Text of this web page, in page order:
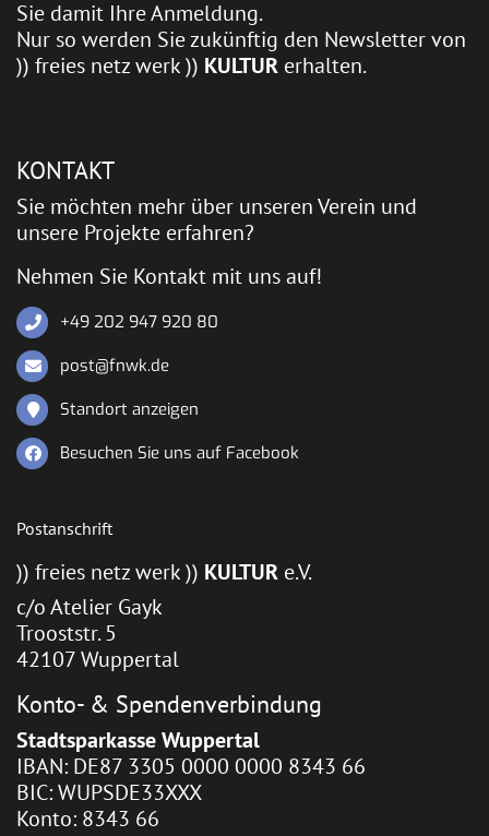
Sie damit Ihre Anmeldung.
Nur so werden Sie zukünftig den Newsletter von
)) freies netz werk )) KULTUR erhalten.
KONTAKT
Sie möchten mehr über unseren Verein und
unsere Projekte erfahren?
Nehmen Sie Kontakt mit uns auf!
+49 202 947 920 80
post@fnwk.de
Standort anzeigen
Besuchen Sie uns auf Facebook
Postanschrift
)) freies netz werk )) KULTUR e.V.
c/o Atelier Gayk
Trooststr. 5
42107 Wuppertal
Konto- & Spendenverbindung
Stadtsparkasse Wuppertal
IBAN: DE87 3305 0000 0000 8343 66
BIC: WUPSDE33XXX
Konto: 8343 66